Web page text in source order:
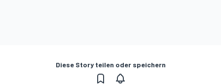
Diese Story teilen oder speichern